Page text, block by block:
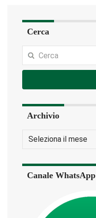
Cerca
Archivio
Canale WhatsApp